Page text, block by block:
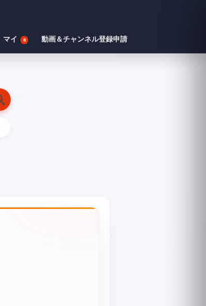
マイ 0 動画＆チャンネル登録申請